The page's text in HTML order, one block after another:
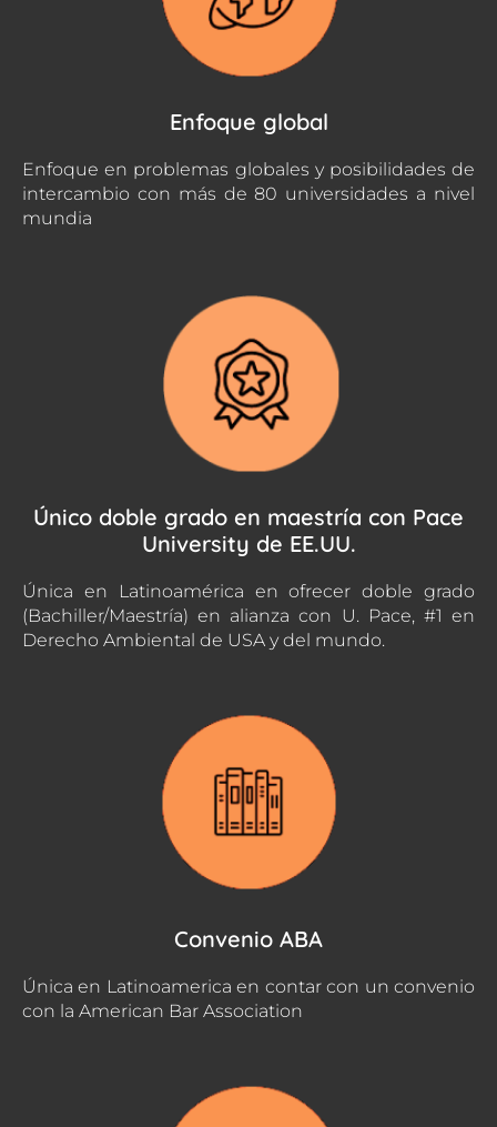
Enfoque global
Enfoque en problemas globales y posibilidades de
intercambio con más de 80 universidades a nivel
mundia
Único doble grado en maestría con Pace
University de EE.UU.
Única en Latinoamérica en ofrecer doble grado
(Bachiller/Maestría) en alianza con U. Pace, #1 en
Derecho Ambiental de USA y del mundo.
Convenio ABA
Única en Latinoamerica en contar con un convenio
con la American Bar Association